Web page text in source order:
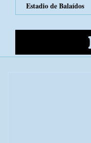
Estadio de Balaídos